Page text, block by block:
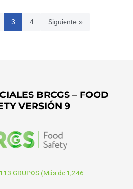
3 4 Siguiente »
BRCGS – FOOD
VERSIÓN 9
113 GRUPOS (Más de 1,246